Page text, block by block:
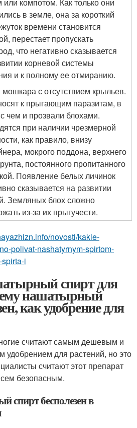
в земле, она за короткий
времени становится
перестает пропускать
что негативно сказывается
корневой системы
и к полному ее отмиранию.
с отсутствием крыльев.
к прыгающим паразитам, в
чем и прозвали блохами.
при наличии чрезмерной
как правило, внизу
мокрого поддона, верхнего
постоянного пропитанного
Появление белых личинок
сказывается на развитии
Земляных блох сложно
из-за их прыгучести.
novosti/kakie-
polivat-nashatyrnym-spirtom-
i
спирт для
нашатырный
как удобрение для
считают самым дешевым и
для растений, но это
считают этот препарат
безопасным.
спирт бесполезен в